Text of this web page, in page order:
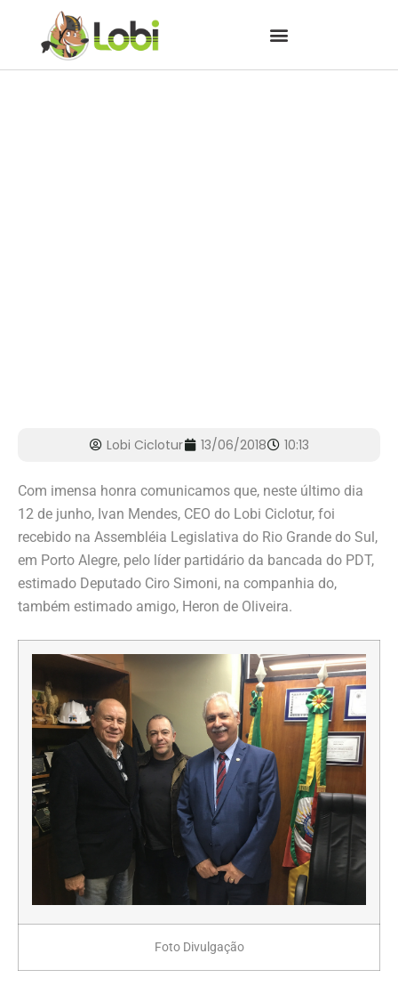
Lobi Ciclotur 13/06/2018 10:13
Com imensa honra comunicamos que, neste último dia
12 de junho, Ivan Mendes, CEO do Lobi Ciclotur, foi
recebido na Assembléia Legislativa do Rio Grande do Sul,
em Porto Alegre, pelo líder partidário da bancada do PDT,
estimado Deputado Ciro Simoni, na companhia do,
também estimado amigo, Heron de Oliveira.
Foto Divulgação